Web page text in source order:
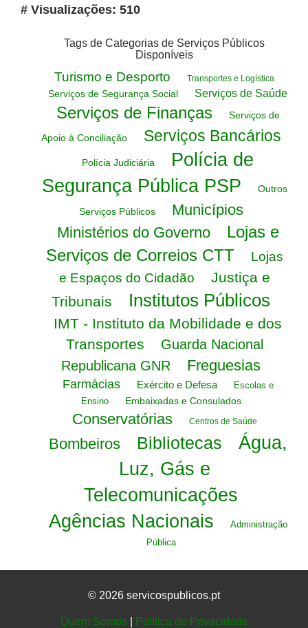
# Visualizações: 510
Tags de Categorias de Serviços Públicos
Disponíveis
Turismo e Desporto Transportes e Logística
Serviços de Segurança Social Serviços de Saúde
Serviços de Finanças Serviços de
Apoio à Conciliação Serviços Bancários
Polícia Judiciária
Polícia de
Segurança Pública PSP
Outros
Serviços Públicos
Municípios
Ministérios do Governo
Lojas e
Serviços de Correios CTT
Lojas
e Espaços do Cidadão
Justiça e
Tribunais
Institutos Públicos
IMT - Instituto da Mobilidade e dos
Transportes
Guarda Nacional
Republicana GNR
Freguesias
Farmácias Exército e Defesa
Escolas e
Ensino
Embaixadas e Consulados
Conservatórias Centros de Saúde
Bombeiros Bibliotecas
Água,
Luz, Gás e
Telecomunicações
Agências Nacionais
Administração
Pública
© 2026 servicospublicos.pt
Quem Somos| Politica de Privacidade